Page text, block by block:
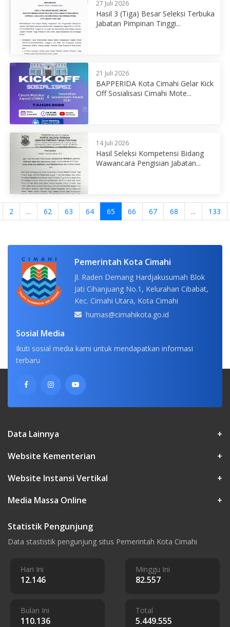
27 Juli 2026
Hasil 3 (Tiga) Besar Seleksi Terbuka
Jabatan Pimpinan Tinggi...
21 Juli 2026
BAPPERIDA Kota Cimahi Gelar Kick
Off Sosialisasi Cimahi Mote...
14 Juli 2026
Hasil Seleksi Kompetensi Bidang
Wawancara Pengisian Jabatan...
2 ... 62 63 64 65 66 67 68 ... 133
Pemerintah Kota Cimahi
Jl. Raden Demang Hardjakusumah Blok
Jati Cihanjuang No.1, Kelurahan Cibabat,
Kec. Cimahi Utara, Kota Cimahi
humas@cimahikota.go.id
Sosial Media
Ikuti sosial media kami untuk mendapatkan informasi
terbaru
Data Lainnya
+
Website Kementerian
+
Website Instansi Vertikal
+
Media Massa Online
+
Statistik Pengunjung
Data stastistik pengunjung situs Pemerintah Kota Cimahi
Hari Ini
12.146
Minggu Ini
82.557
Bulan Ini
110.136
Total
5.449.555